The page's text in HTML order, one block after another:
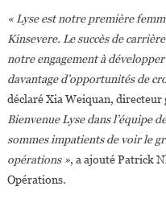
« Lyse est notre première
Kinsevere. Le succès de
notre engagement à
davantage d’opportunités de
déclaré Xia Weiquan, directeur
Bienvenue Lyse dans l’équipe
sommes impatients de voir le
opérations », a ajouté Patrick
Opérations.